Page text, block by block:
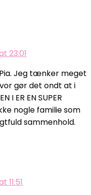
23:01
Jeg tænker meget
gør det ondt at i
I ER EN SUPER
nogle familie som
sammenhold.
11:51